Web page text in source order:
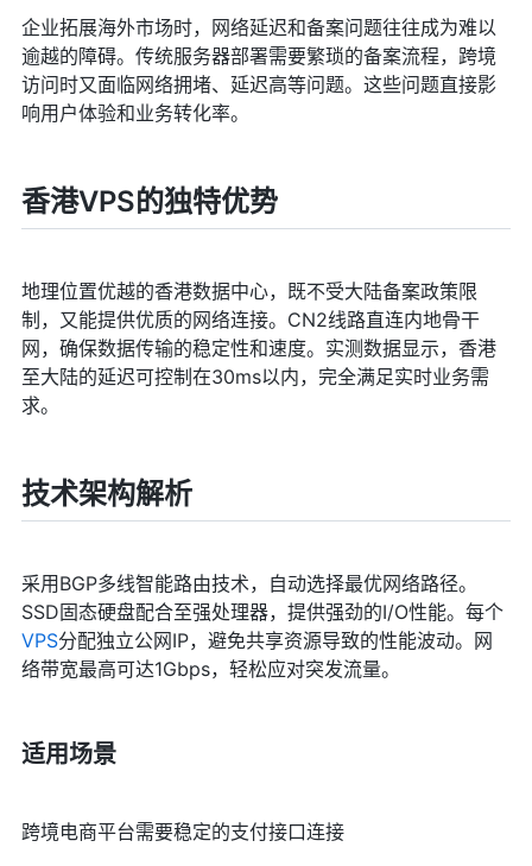
企业拓展海外市场时，网络延迟和备案问题往往成为难以
逾越的障碍。传统服务器部署需要繁琐的备案流程，跨境
访问时又面临网络拥堵、延迟高等问题。这些问题直接影
响用户体验和业务转化率。
香港VPS的独特优势
地理位置优越的香港数据中心，既不受大陆备案政策限
制，又能提供优质的网络连接。CN2线路直连内地骨干
网，确保数据传输的稳定性和速度。实测数据显示，香港
至大陆的延迟可控制在30ms以内，完全满足实时业务需
求。
技术架构解析
采用BGP多线智能路由技术，自动选择最优网络路径。
SSD固态硬盘配合至强处理器，提供强劲的I/O性能。每个
VPS分配独立公网IP，避免共享资源导致的性能波动。网
络带宽最高可达1Gbps，轻松应对突发流量。
适用场景
跨境电商平台需要稳定的支付接口连接